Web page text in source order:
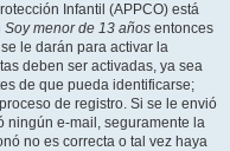
Infantil (APPCO) está
Soy menor de 13 años entonces
le darán para activar la
deben ser activadas, ya sea
de que pueda identificarse;
de registro. Si se le envió
ningún e-mail, seguramente la
no es correcta o tal vez haya